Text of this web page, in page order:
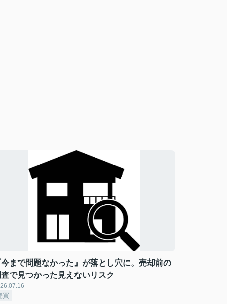
まで問題なかった』が落とし穴に。売却前の
で見つかった見えないリスク
買